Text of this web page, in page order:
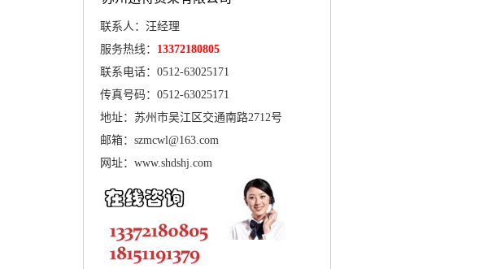
联系人：汪经理
服务热线： 13372180805
联系电话：0512-63025171
传真号码：0512-63025171
地址：苏州市吴江区交通南路2712号
邮箱：szmcwl@163.com
网址：www.shdshj.com